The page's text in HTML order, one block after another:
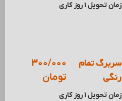
زمان تحویل 1 روز کاری
سربرگ تمام
رنگی
300/000
تومان
زمان تحویل 1 روز کاری